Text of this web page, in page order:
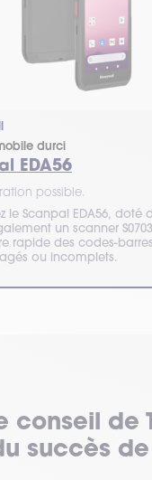
durci
EDA56
possible.
le Scanpal EDA56, doté
un scanner
rapide des codes-barres
ou incomplets.
conseil de
succès